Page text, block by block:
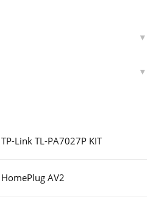
TP-Link TL-PA7027P KIT
HomePlug AV2